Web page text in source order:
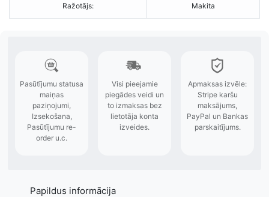
Ražotājs: Makita
Papildus informācija